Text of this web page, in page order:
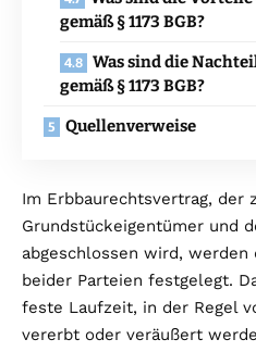
gemäß § 1173 BGB?
Was sind die
gemäß § 1173 BGB?
Quellenverweise
Im Erbbaurechtsvertrag, der
Grundstückeigentümer und
abgeschlossen wird, werden
beider Parteien festgelegt.
feste Laufzeit, in der Regel
vererbt oder veräußert